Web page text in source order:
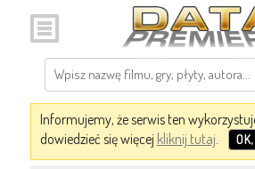
Informujemy, że serwis ten
dowiedzieć się więcej kliknij tutaj.